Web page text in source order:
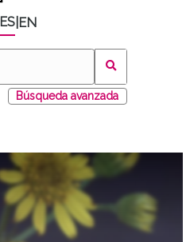
ES EN
Búsqueda avanzada